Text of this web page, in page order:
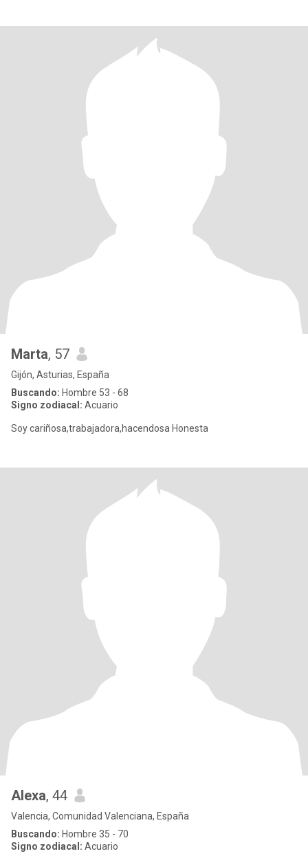
Marta, 57
Gijón, Asturias, España
Buscando: Hombre 53 - 68
Signo zodiacal: Acuario
Soy cariñosa,trabajadora,hacendosa Honesta
Alexa, 44
Valencia, Comunidad Valenciana, España
Buscando: Hombre 35 - 70
Signo zodiacal: Acuario